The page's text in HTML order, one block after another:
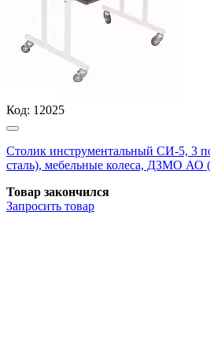
Код: 12025
Столик инструментальный СИ-5, 3
сталь), мебельные колеса, ДЗМО
Товар закончился
Запросить товар